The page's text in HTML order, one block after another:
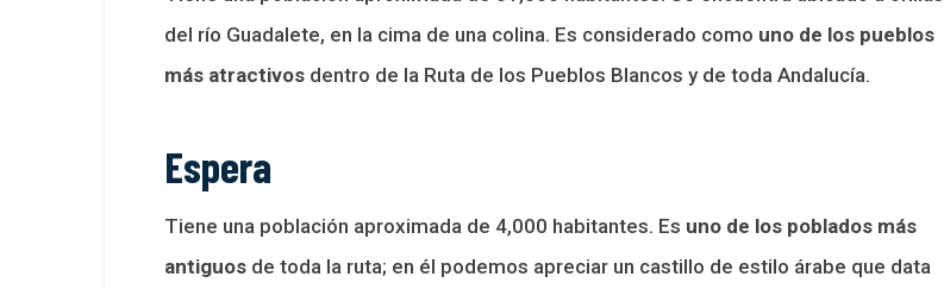
del río Guadalete, en la cima de una colina. Es considerado como uno de los pueblos
más atractivos dentro de la Ruta de los Pueblos Blancos y de toda Andalucía.
Espera
Tiene una población aproximada de 4,000 habitantes. Es uno de los poblados más
antiguos de toda la ruta; en él podemos apreciar un castillo de estilo árabe que data